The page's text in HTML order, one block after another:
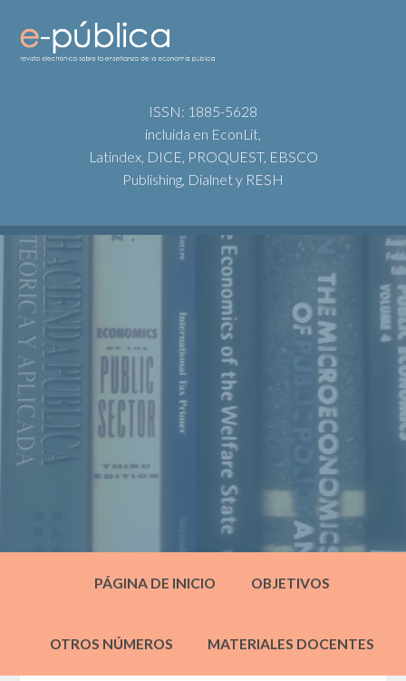
ISSN: 1885-5628
incluida en EconLit,
Latindex, DICE, PROQUEST, EBSCO
Publishing, Dialnet y RESH
PÁGINA DE INICIO OBJETIVOS
OTROS NÚMEROS MATERIALES DOCENTES